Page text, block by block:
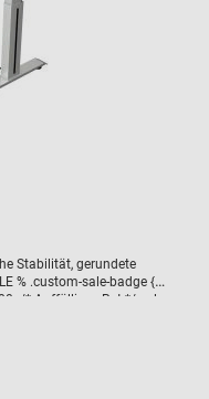
Stabilität, gerundete